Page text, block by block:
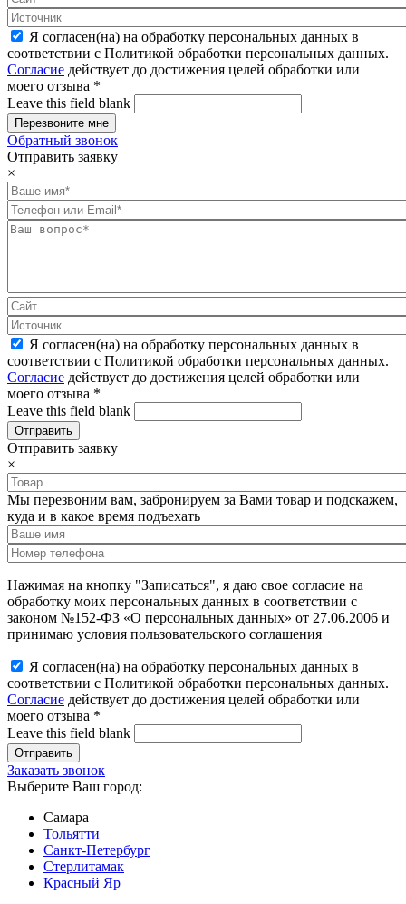
Я согласен(на) на обработку персональных данных в
соответствии с Политикой обработки персональных данных.
Согласие действует до достижения целей обработки или
моего отзыва *
Leave this field blank
Обратный звонок
Отправить заявку
×
Я согласен(на) на обработку персональных данных в
соответствии с Политикой обработки персональных данных.
Согласие действует до достижения целей обработки или
моего отзыва *
Leave this field blank
Отправить заявку
×
Мы перезвоним вам, забронируем за Вами товар и подскажем,
куда и в какое время подъехать
Нажимая на кнопку "Записаться", я даю свое согласие на
обработку моих персональных данных в соответствии с
законом №152-ФЗ «О персональных данных» от 27.06.2006 и
принимаю условия пользовательского соглашения
Я согласен(на) на обработку персональных данных в
соответствии с Политикой обработки персональных данных.
Согласие действует до достижения целей обработки или
моего отзыва *
Leave this field blank
Заказать звонок
Выберите Ваш город:
Самара
Тольятти
Санкт-Петербург
Стерлитамак
Красный Яр